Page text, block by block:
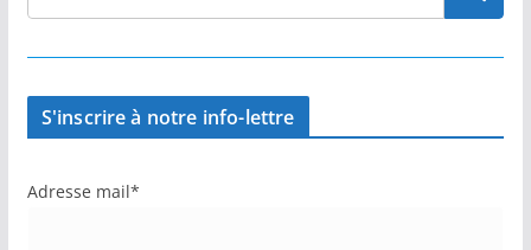
S'inscrire à notre info-lettre
Adresse mail*